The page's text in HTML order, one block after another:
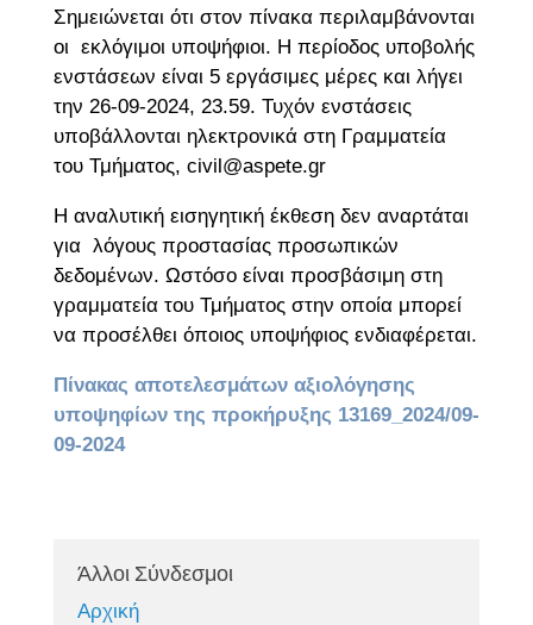
Σημειώνεται ότι στον πίνακα περιλαμβάνονται
οι εκλόγιμοι υποψήφιοι. Η περίοδος υποβολής
ενστάσεων είναι 5 εργάσιμες μέρες και λήγει
την 26-09-2024, 23.59. Τυχόν ενστάσεις
υποβάλλονται ηλεκτρονικά στη Γραμματεία
του Τμήματος, civil@aspete.gr
Η αναλυτική εισηγητική έκθεση δεν αναρτάται
για λόγους προστασίας προσωπικών
δεδομένων. Ωστόσο είναι προσβάσιμη στη
γραμματεία του Τμήματος στην οποία μπορεί
να προσέλθει όποιος υποψήφιος ενδιαφέρεται.
Πίνακας αποτελεσμάτων αξιολόγησης
υποψηφίων της προκήρυξης 13169_2024/09-
09-2024
Άλλοι Σύνδεσμοι
Αρχική